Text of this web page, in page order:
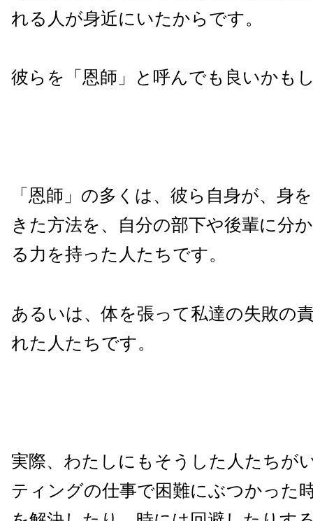
れる人が身近にいたからです。
彼らを「恩師」と呼んでも良いかも
「恩師」の多くは、彼ら自身が、身
きた方法を、自分の部下や後輩に分
る力を持った人たちです。
あるいは、体を張って私達の失敗の
れた人たちです。
実際、わたしにもそうした人たちが
ティングの仕事で困難にぶつかった